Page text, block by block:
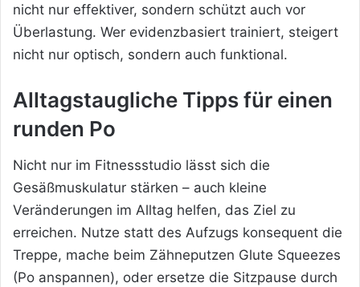
nicht nur effektiver, sondern schützt auch vor
Überlastung. Wer evidenzbasiert trainiert, steigert
nicht nur optisch, sondern auch funktional.
Alltagstaugliche Tipps für einen
runden Po
Nicht nur im Fitnessstudio lässt sich die
Gesäßmuskulatur stärken – auch kleine
Veränderungen im Alltag helfen, das Ziel zu
erreichen. Nutze statt des Aufzugs konsequent die
Treppe, mache beim Zähneputzen Glute Squeezes
(Po anspannen), oder ersetze die Sitzpause durch